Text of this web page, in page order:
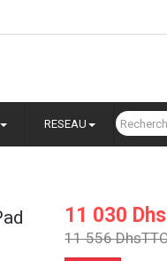
RESEAU
11 030 Dhs
11 556 Dhs